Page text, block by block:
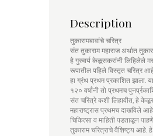
Description
तुकारामबावांचे चरित्र
संत तुकाराम महाराज अर्थात
हे गुरुवर्य केळूसकरांनी लिहिलेले
रूपातील पहिले विस्तृत चरित्र
हा ग्रंथ प्रथम प्रकाशित झाला.
१२० वर्षांनी तो प्रथमच
संत चरित्रे कशी लिहावीत, हे
महाराष्ट्रास प्रथमच दाखविले आहे.
चिकित्सा व माहिती पडताळून
तुकाराम चरित्राचे वैशिष्ट्य आहे. हे